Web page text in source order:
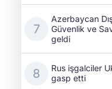
Azerbaycan
Güvenlik ve
geldi
Rus işgalciler
gasp etti